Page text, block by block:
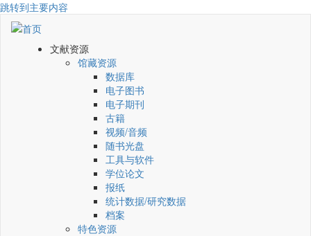
跳转到主要内容
文献资源
馆藏资源
数据库
电子图书
电子期刊
古籍
视频/音频
随书光盘
工具与软件
学位论文
报纸
统计数据/研究数据
档案
特色资源